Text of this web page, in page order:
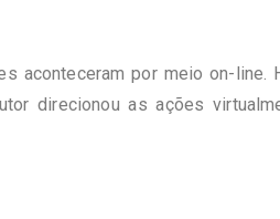
aconteceram por meio on-line.
direcionou as ações